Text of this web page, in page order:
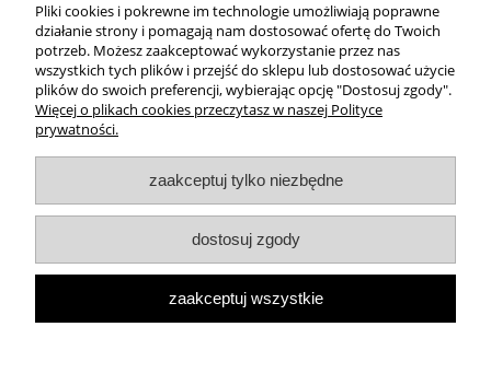
Pomoc
Moje konto
Płatności i dostawa
Pliki cookies i pokrewne im technologie umożliwiają poprawne
działanie strony i pomagają nam dostosować ofertę do Twoich
potrzeb. Możesz zaakceptować wykorzystanie przez nas
wszystkich tych plików i przejść do sklepu lub dostosować użycie
plików do swoich preferencji, wybierając opcję "Dostosuj zgody".
Więcej o plikach cookies przeczytasz w naszej Polityce
prywatności.
zaakceptuj tylko niezbędne
dostosuj zgody
zaakceptuj wszystkie